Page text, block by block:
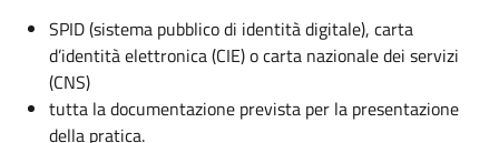
SPID (sistema pubblico di identità digitale), carta
d’identità elettronica (CIE) o carta nazionale dei servizi
(CNS)
tutta la documentazione prevista per la presentazione
della pratica.